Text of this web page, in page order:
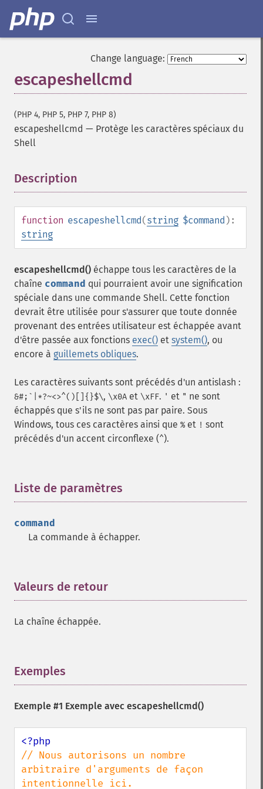
Change language:
escapeshellcmd
(PHP 4, PHP 5, PHP 7, PHP 8)
escapeshellcmd — Protège les caractères spéciaux du
Shell
Description
function escapeshellcmd(string $command ):
string
escapeshellcmd() échappe tous les caractères de la
chaîne command qui pourraient avoir une signification
spéciale dans une commande Shell. Cette fonction
devrait être utilisée pour s'assurer que toute donnée
provenant des entrées utilisateur est échappée avant
d'être passée aux fonctions exec() et system(), ou
encore à guillemets obliques.
Les caractères suivants sont précédés d'un antislash :
&#;`|*?~<>^()[]{}$\, \x0A et \xFF. ' et " ne sont
échappés que s'ils ne sont pas par paire. Sous
Windows, tous ces caractères ainsi que % et ! sont
précédés d'un accent circonflexe (^).
Liste de paramètres
command
La commande à échapper.
Valeurs de retour
La chaîne échappée.
Exemples
Exemple #1 Exemple avec escapeshellcmd()
// Nous autorisons un nombre
arbitraire d'arguments de façon